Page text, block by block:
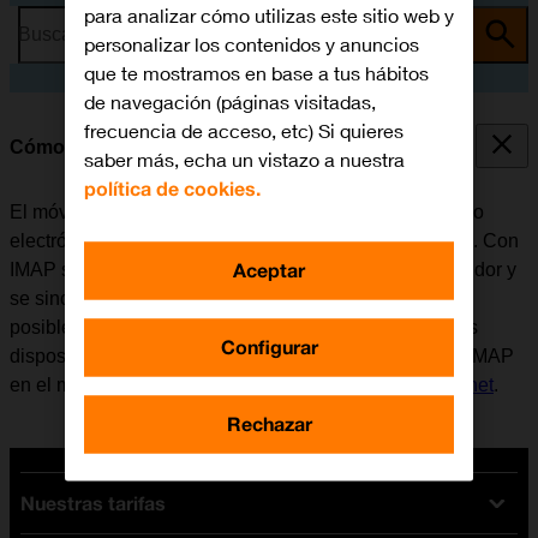
Busca por problema o tema
Cómo configurar el correo electrónico IMAP
El móvil se puede configurar para enviar y recibir correo
electrónico desde varias cuentas de correo electrónico. Con
IMAP se conservan los correos electrónicos en el servidor y
se sincronizan entre todos los dispositivos. Por eso es
posible tener acceso al correo electrónico desde varios
dispositivos. Antes de configurar el correo electrónico IMAP
en el móvil, es necesario
configurar el móvil para internet.
Nuestras tarifas
para analizar cómo utilizas este sitio web y
personalizar los contenidos y anuncios
que te mostramos en base a tus hábitos
de navegación (páginas visitadas,
frecuencia de acceso, etc) Si quieres
saber más, echa un vistazo a nuestra
política de cookies.
Configurar
Rechazar
Aceptar